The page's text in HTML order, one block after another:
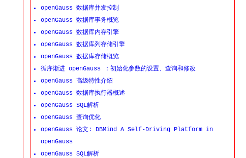
openGauss 数据库并发控制
openGauss 数据库事务概览
openGauss 数据库内存引擎
openGauss 数据库列存储引擎
openGauss 数据库存储概览
循序渐进 openGauss ：初始化参数的设置、查询和修改
openGauss 高级特性介绍
openGauss 数据库执行器概述
openGauss SQL解析
openGauss 查询优化
openGauss 论文: DBMind A Self-Driving Platform in
openGauss
openGauss SQL解析